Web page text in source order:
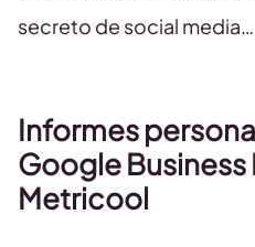
secreto de social media…
Informes
Google
Metricool